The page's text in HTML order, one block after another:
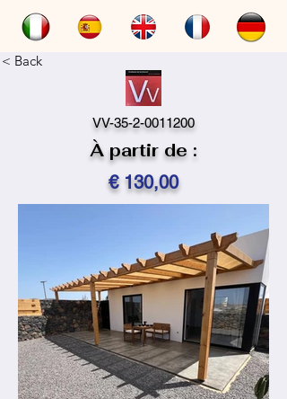
< Back
VV-35-2-0011200
À partir de :
€ 130,00